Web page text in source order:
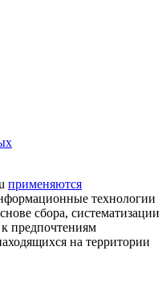
применяются
технологии
сбора, систематизации
предпочтениям
на территории